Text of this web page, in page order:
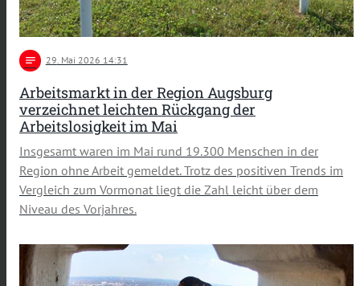
notes 29. Mai 2026 14:31
Arbeitsmarkt in der Region Augsburg
verzeichnet leichten Rückgang der
Arbeitslosigkeit im Mai
Insgesamt waren im Mai rund 19.300 Menschen in der
Region ohne Arbeit gemeldet. Trotz des positiven Trends im
Vergleich zum Vormonat liegt die Zahl leicht über dem
Niveau des Vorjahres.